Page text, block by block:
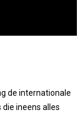
de internationale
ineens alles